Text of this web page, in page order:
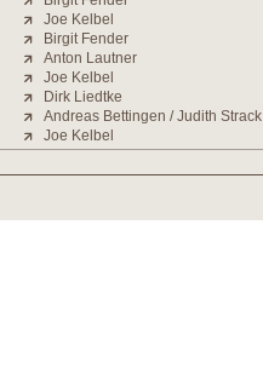
Joe Kelbel
Birgit Fender
Anton Lautner
Joe Kelbel
Dirk Liedtke
Andreas Bettingen / Judith Strack
Joe Kelbel